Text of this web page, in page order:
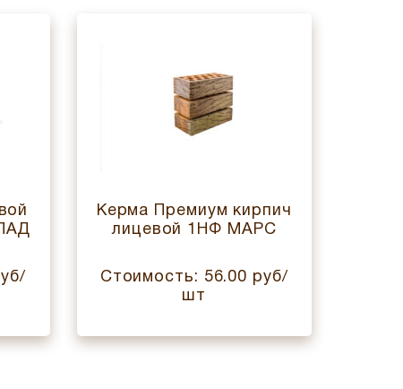
Керма Премиум кирпич
лицевой 1НФ МАРС
Стоимость: 56.00 руб/
шт